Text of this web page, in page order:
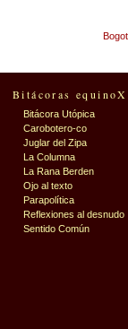
Bitácoras
Bitácora Utópica
Carobotero-co
Juglar del Zipa
La Columna
La Rana Berden
Ojo al texto
Parapolítica
Reflexiones al desnudo
Sentido Común